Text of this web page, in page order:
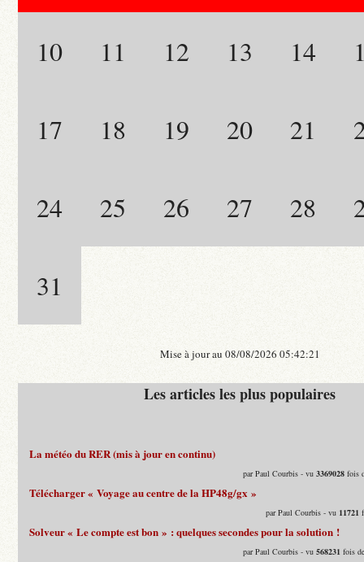
10 11 12 13 14
17 18 19 20 21
24 25 26 27 28
31
Mise à jour au 08/08/2026 05:42:21
Les articles les plus populaires
La météo du RER (mis à jour en continu)
par Paul Courbis - vu3369028 fois
Télécharger « Voyage au centre de la HP48g/gx »
par Paul Courbis - vu 11721
Solveur « Le compte est bon » : quelques secondes pour la solution !
par Paul Courbis - vu568231 fois